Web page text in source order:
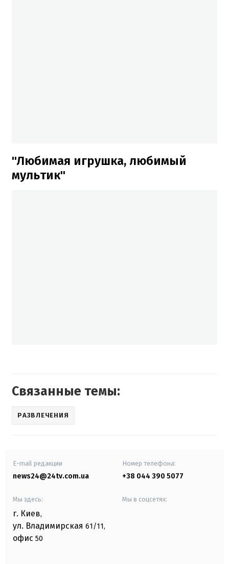
"Любимая игрушка, любимый
мультик"
Связанные темы:
РАЗВЛЕЧЕНИЯ
E-mail редакции
news24@24tv.com.ua
Номер телефона:
+38 044 390 5077
Мы здесь:
г. Киев,
ул. Владимирская 61/11,
офис 50
Мы в соцсетях: